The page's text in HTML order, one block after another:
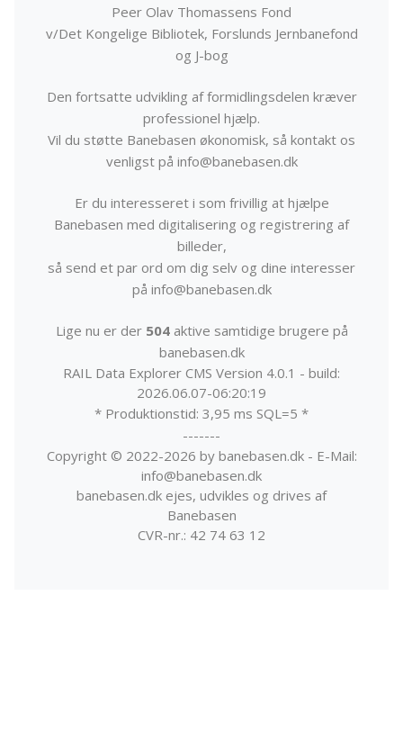
Peer Olav Thomassens Fond
v/Det Kongelige Bibliotek, Forslunds Jernbanefond
og J-bog
Den fortsatte udvikling af formidlingsdelen kræver
professionel hjælp.
Vil du støtte Banebasen økonomisk, så kontakt os
venligst på info@banebasen.dk
Er du interesseret i som frivillig at hjælpe
Banebasen med digitalisering og registrering af
billeder,
så send et par ord om dig selv og dine interesser
på info@banebasen.dk
Lige nu er der 504aktive samtidige brugere på
banebasen.dk
RAIL Data Explorer CMS Version 4.0.1 - build:
2026.06.07-06:20:19
* Produktionstid: 3,95 ms SQL=5 *
-------
Copyright © 2022-2026 by banebasen.dk - E-Mail:
info@banebasen.dk
banebasen.dk ejes, udvikles og drives af
Banebasen
CVR-nr.: 42 74 63 12